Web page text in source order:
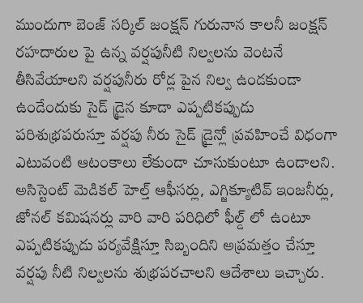
ముందుగా బెంజ్ సర్కిల్ జంక్షన్ గురునాన కాలనీ జంక్షన్
రహదారుల పై ఉన్న వర్షపునీటి నిల్వలను వెంటనే
తీసివేయాలని వర్షపునీరు రోడ్ల పైన నిల్వ ఉండకుండా
ఉండేందుకు సైడ్ డ్రైన కూడా ఎప్పటికప్పుడు
పరిశుభ్రపరుస్తూ వర్షపు నీరు సైడ్ డ్రైన్లో ప్రవహించే విధంగా
ఎటువంటి ఆటంకాలు లేకుండా చూసుకుంటూ ఉండాలని.
అసిస్టెంట్ మెడికల్ హెల్త్ ఆఫీసర్లు, ఎగ్జిక్యూటివ్ ఇంజనీర్లు,
జోనల్ కమిషనర్లు వారి వారి పరిధిలో ఫీల్డ్ లో ఉంటూ
ఎప్పటికప్పుడు పర్యవేక్షిస్తూ సిబ్బందిని అప్రమత్తం చేస్తూ
వర్షపు నీటి నిల్వలను శుభ్రపరచాలని ఆదేశాలు ఇచ్చారు.